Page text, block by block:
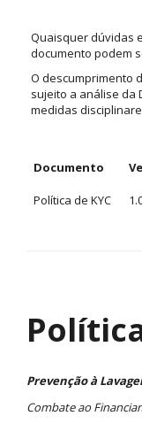
Quaisquer dúvidas
documento podem
O descumprimento
sujeito a análise da
medidas
Documento
Política de KYC
Prevenção à
Combate ao